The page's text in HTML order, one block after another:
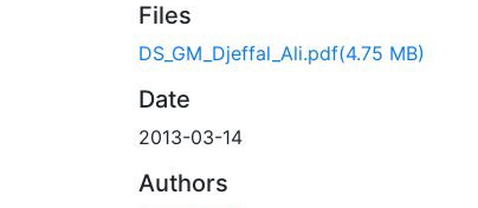
Files
DS_GM_Djeffal_Ali.pdf(4.75 MB)
Date
2013-03-14
Authors